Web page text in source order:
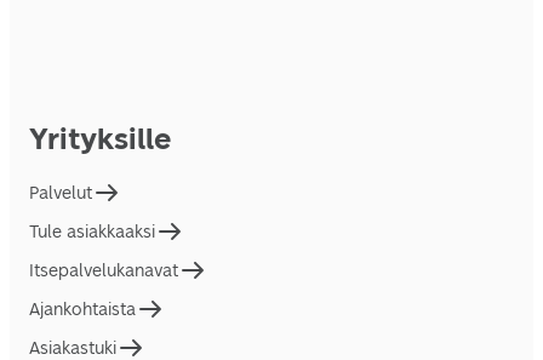
Yrityksille
Palvelut
Tule asiakkaaksi
Itsepalvelukanavat
Ajankohtaista
Asiakastuki